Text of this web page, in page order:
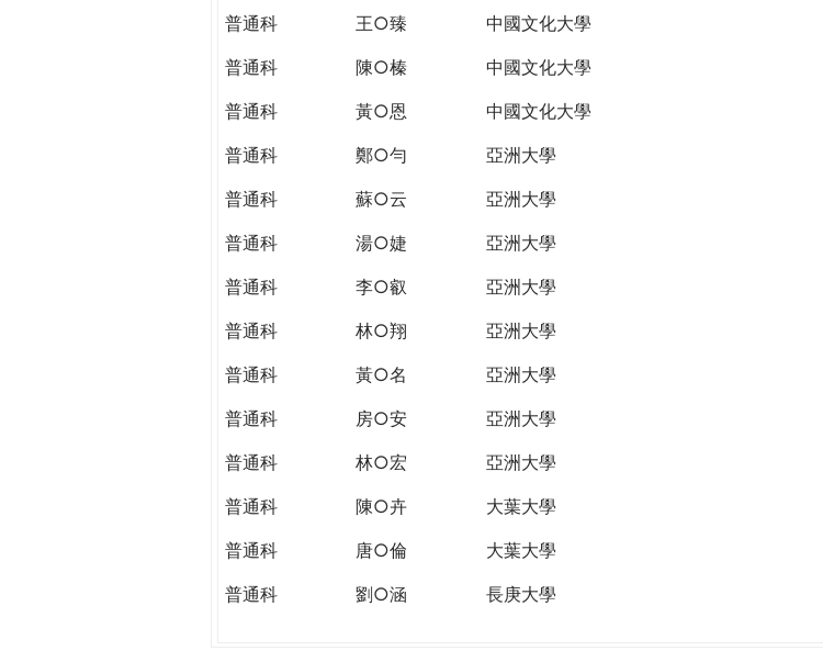
普通科
王○臻 中國文化大學
普通科
陳○榛 中國文化大學
普通科
黃○恩 中國文化大學
普通科
鄭○勻 亞洲大學
普通科
蘇○云 亞洲大學
普通科
湯○婕 亞洲大學
普通科
李○叡 亞洲大學
普通科
林○翔 亞洲大學
普通科
黃○名 亞洲大學
普通科
房○安 亞洲大學
普通科
林○宏 亞洲大學
普通科
陳○卉 大葉大學
普通科
唐○倫 大葉大學
普通科
劉○涵 長庚大學